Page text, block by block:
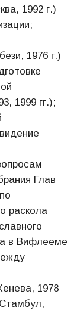
1992 г.)
1976 г.)
1999 гг.);
Глав
раскола
в Вифлееме
1978